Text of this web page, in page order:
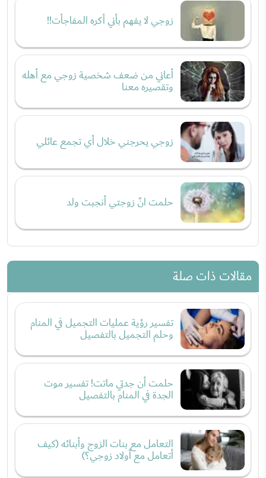
زوجي لا يفهم بأني أكره المفاجأت!!
أعاني من ضعف شخصية زوجي مع أهله
وتقصيره معنا
زوجي يحرجني خلال أي تجمع عائلي
حلمت انً زوجتي أنجبت ولد
مقالات ذات صلة
تفسير رؤية عمليات التجميل في المنام
وحلم التجميل بالتفصيل
حلمت أن جدتي ماتت! تفسير موت
الجدة في المنام بالتفصيل
التعامل مع بنات الزوج وأبنائه (كيف
أتعامل مع أولاد زوجي؟)